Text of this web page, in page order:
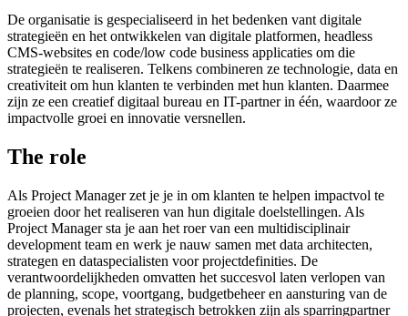
De organisatie is gespecialiseerd in het bedenken vant digitale
strategieën en het ontwikkelen van digitale platformen, headless
CMS-websites en code/low code business applicaties om die
strategieën te realiseren. Telkens combineren ze technologie, data en
creativiteit om hun klanten te verbinden met hun klanten. Daarmee
zijn ze een creatief digitaal bureau en IT-partner in één, waardoor ze
impactvolle groei en innovatie versnellen.
The role
Als Project Manager zet je je in om klanten te helpen impactvol te
groeien door het realiseren van hun digitale doelstellingen. Als
Project Manager sta je aan het roer van een multidisciplinair
development team en werk je nauw samen met data architecten,
strategen en dataspecialisten voor projectdefinities. De
verantwoordelijkheden omvatten het succesvol laten verlopen van
de planning, scope, voortgang, budgetbeheer en aansturing van de
projecten, evenals het strategisch betrokken zijn als sparringpartner